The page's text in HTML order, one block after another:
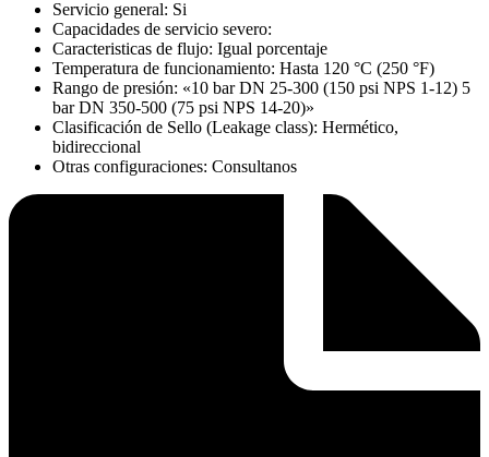
Servicio general: Si
Capacidades de servicio severo:
Caracteristicas de flujo: Igual porcentaje
Temperatura de funcionamiento: Hasta 120 °C (250 °F)
Rango de presión: «10 bar DN 25-300 (150 psi NPS 1-12) 5
bar DN 350-500 (75 psi NPS 14-20)»
Clasificación de Sello (Leakage class): Hermético,
bidireccional
Otras configuraciones: Consultanos